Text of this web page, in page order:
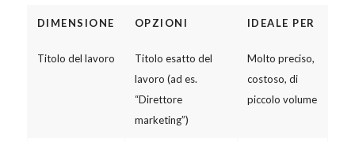
DIMENSIONE OPZIONI IDEALE PER
Titolo del lavoro
Titolo esatto del
lavoro (ad es.
“Direttore
marketing”)
Molto preciso,
costoso, di
piccolo volume